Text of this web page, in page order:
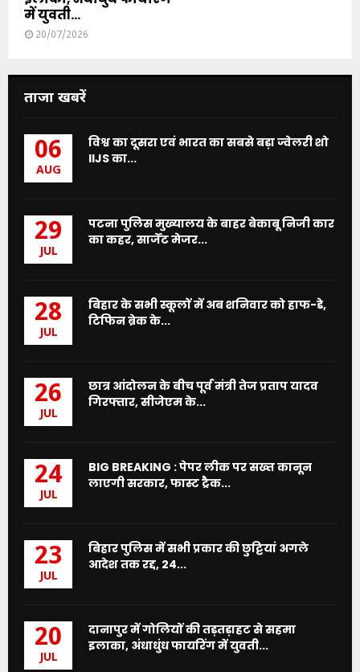
में युवती...
20/07/2026
ताजा खबरें
06
AUG
विश्व का दूसरा एवं भारत का सबसे बड़ा ज्वेलरी शो
IIJS का...
29
JUL
पटना पुलिस मुख्यालय के बाहर बेकाबू निजी कार
का कहर, सार्जेंट मेजर...
28
JUL
बिहार के सभी स्कूलों में अब शनिवार को हाफ-डे,
टिफिन ब्रेक के...
26
JUL
छात्र आंदोलन के बीच पूर्व मंत्री तेज प्रताप यादव
गिरफ्तार, सीजेएम के...
24
JUL
BIG BREAKING : पेपर लीक पर सख्त कानून
लाएगी सरकार, फास्ट ट्रैक...
23
JUL
बिहार पुलिस में सभी प्रकार की छुट्टियां अगले
आदेश तक रद्द, 24...
20
JUL
दानापुर में गोलियों की तड़तड़ाहट से सहमा
इलाका, अंधाधुंध फायरिंग में युवती...